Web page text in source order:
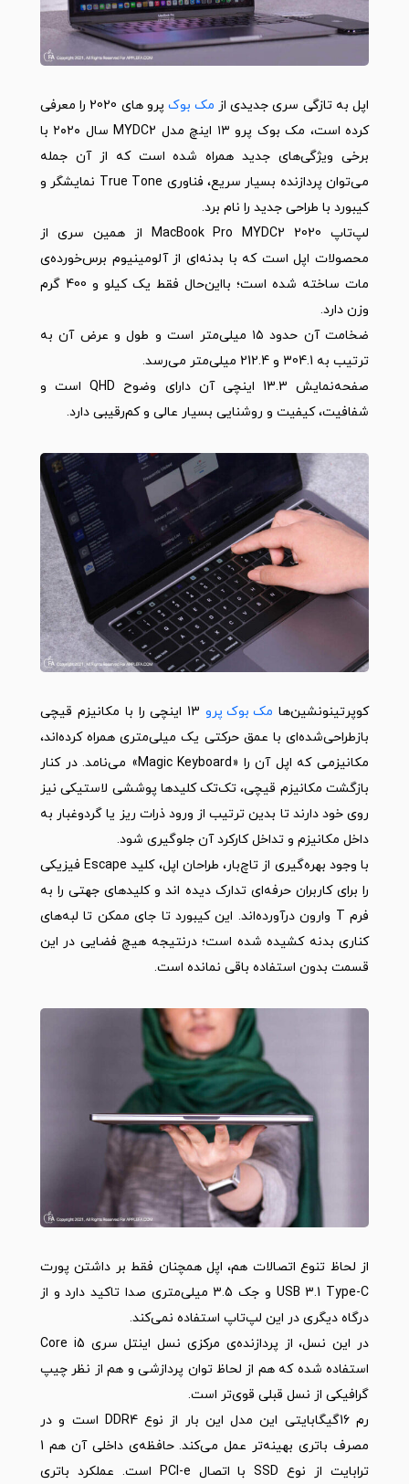
اپل به تازگی سری جدیدی از مک بوک
پرو های 2020 را معرفی
کرده است، مک بوک پرو ۱۳ اینچ مدل MYDC2 سال ۲۰۲۰ با
برخی ویژگی‌های جدید همراه شده است که از آن جمله
می‌توان پردازنده بسیار سریع، فناوری True Tone نمایشگر و
کیبورد با طراحی جدید را نام برد.
لپ‌تاپ MacBook Pro MYDC2 2020 از همین سری از
محصولات اپل است که با بدنه‌ا‌ی از آلومینیوم برس‌خورد‌ه‌ی
مات ساخته شده است؛ بااین‌حال فقط یک کیلو و 400 گرم
وزن دارد.
ضخامت آن حدود ۱۵ میلی‌متر است و طول و عرض آن به
ترتیب به 304.1 و 212.4 میلی‌متر می‌رسد.
صفحه‌نمایش 13.3 اینچی آن دارای وضوح QHD است و
شفافیت، کیفیت و روشنایی بسیار عالی و کم‌رقیبی دارد.
کوپرتینونشین‌ها مک‌ بوک پرو
13 اینچی را با مکانیزم قیچی
بازطراحی‌شده‌ای با عمق حرکتی یک میلی‌متری همراه کرده‌اند،
مکانیزمی که اپل آن را «Magic Keyboard» می‌‌نامد. در کنار
بازگشت مکانیزم قیچی، تک‌تک کلیدها پوششی لاستیکی نیز
روی خود دارند تا بدین ترتیب از ورود ذرات ریز یا گردوغبار به
داخل مکانیزم و تداخل کارکرد آن جلوگیری شود.
با وجود بهره‌گیری از تاچ‌بار، طراحان اپل، کلید Escape فیزیکی
را برای کاربران حرفه‌ای تدارک دیده اند و کلیدهای جهتی را به
فرم T‌ وارون درآورده‌اند. این کیبورد تا جای ممکن تا لبه‌های
کناری بدنه کشیده شده است؛ درنتیجه هیچ فضایی در این
قسمت بدون استفاده باقی نمانده است.
از لحاظ تنوع اتصالات هم، اپل همچنان فقط بر داشتن پورت
USB 3.1 Type-C و جک 3.5 میلی‌متری صدا تاکید دارد و از
درگاه دیگری در این لپ‌تاپ استفاده نمی‌کند.
در این نسل، از پردازنده‌ی مرکزی نسل اینتل سری Core i5
استفاده شده که هم از لحاظ توان پردازشی و هم از نظر چیپ
گرافیکی از نسل قبلی قوی‌تر است.
رم 16گیگابایتی این مدل این بار از نوع DDR4 است و در
مصرف باتری بهینه‌تر عمل می‌کند. حافظه‌ی داخلی آن هم 1
ترابایت از نوع SSD با اتصال PCI-e است. عملکرد باتری